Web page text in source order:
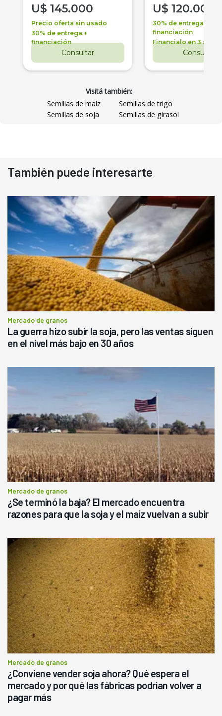
U$ 145.000
Precio oferta sin usado
30% de entrega +
financiación
Consultar
U$ 120.000
30% de entrega +
financiación
Financialo en 3 años
Consultar
Visitá también:
Semillas de maíz
Semillas de trigo
Semillas de soja
Semillas de girasol
También puede interesarte
Mercado de granos
La guerra hizo subir la soja, pero las ventas siguen
en el nivel más bajo en 30 años
Mercado de granos
¿Se terminó la baja? El mercado encuentra
razones para que la soja y el maíz vuelvan a subir
Mercado de granos
¿Conviene vender soja ahora? Qué espera el
mercado y por qué las fábricas podrían volver a
pagar más